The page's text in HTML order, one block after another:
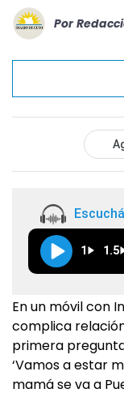
Por
1 1.5
En un móvil con
complica
primera
‘Vamos a estar
mamá se va a